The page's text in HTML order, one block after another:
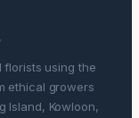
florists using the
ethical growers
Island, Kowloon,